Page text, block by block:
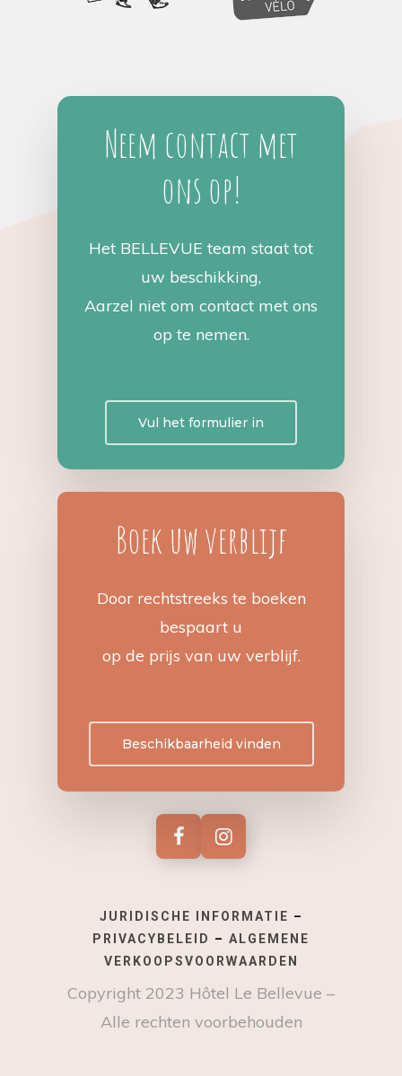
Neem contact met
ons op!
Het BELLEVUE team staat tot
uw beschikking,
Aarzel niet om contact met ons
op te nemen.
Vul het formulier in
Boek uw verblijf
Door rechtstreeks te boeken
bespaart u
op de prijs van uw verblijf.
Beschikbaarheid vinden
JURIDISCHE INFORMATIE –
PRIVACYBELEID – ALGEMENE
VERKOOPSVOORWAARDEN
Copyright 2023 Hôtel Le Bellevue –
Alle rechten voorbehouden